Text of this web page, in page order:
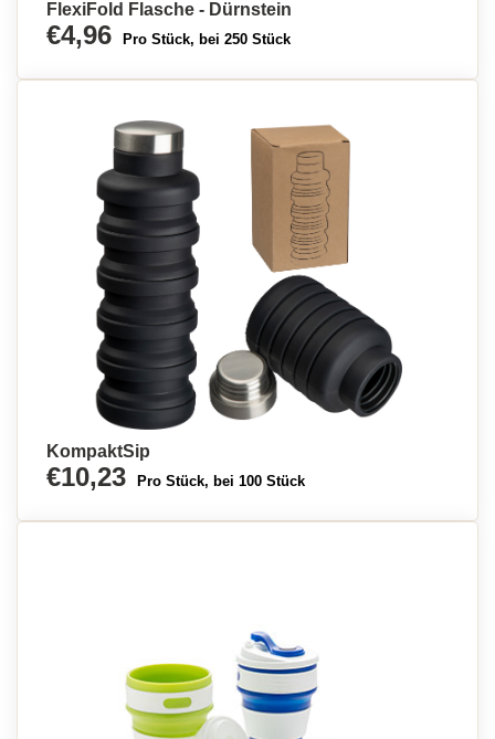
FlexiFold Flasche - Dürnstein
€4,96 Pro Stück, bei 250 Stück
KompaktSip
€10,23 Pro Stück, bei 100 Stück